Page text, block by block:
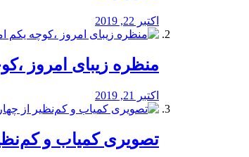
اکتبر 22, 2019
منظره‌‌ زیبای امروز
اکتبر 21, 2019
️تصویری کمیاب و کم‌نظیر